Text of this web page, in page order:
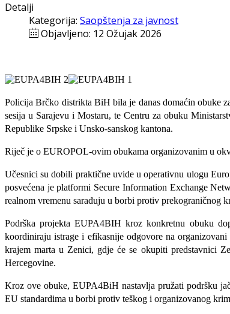
Detalji
Kategorija: Saopštenja za javnost
Objavljeno: 12 Ožujak 2026
Policija Brčko distrikta BiH bila je danas domaćinobuke
sesija u Sarajevu i Mostaru, te Centru za obuku
Republike Srpske i Unsko-sanskog kantona.
Riječ je o EUROPOL-ovim obukama organizovanim u
Učesnici su dobili praktične uvide u operativnu ulogu
posvećena je platformi Secure Information Exchange
realnom vremenu sarađuju u borbi protiv prekograničnog
Podrška projekta EUPA4BIH kroz konkretnu obuku
koordiniraju istrage i efikasnije odgovore na
krajem marta u Zenici, gdje će se okupiti predstavnici
Hercegovine.
Kroz ove obuke, EUPA4BiH nastavlja pružati podršku
EU standardima u borbi protiv teškog i organizovanog